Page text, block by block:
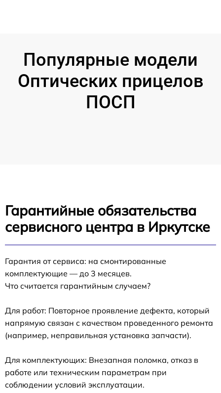
Популярные модели
Оптических прицелов
ПОСП
Гарантийные обязательства
сервисного центра в Иркутске
Гарантия от сервиса: на смонтированные
комплектующие — до 3 месяцев.
Что считается гарантийным случаем?
Для работ: Повторное проявление дефекта, который
напрямую связан с качеством проведенного ремонта
(например, неправильная установка запчасти).
Для комплектующих: Внезапная поломка, отказ в
работе или техническим параметрам при
соблюдении условий эксплуатации.